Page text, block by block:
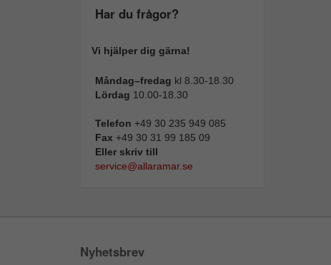
Har du frågor?
Vi hjälper dig gärna!
Måndag–fredag kl 8.30-18.30
Lördag 10.00-18.30
Telefon +49 30 235 949 085
Fax +49 30 31 99 185 09
Eller skriv till
service@allaramar.se
Nyhetsbrev